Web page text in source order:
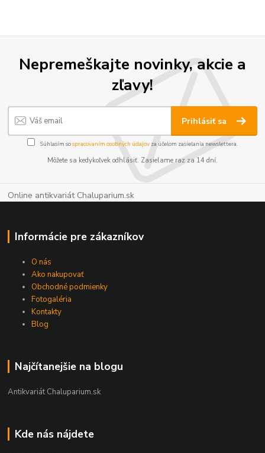
Nepremeškajte novinky, akcie a
zľavy!
Prihlásiť sa
Súhlasím sospracovaním osobných údajov za účelom zasielania newslettera.
Môžete sa kedykoľvek odhlásiť. Zasielame raz za 14 dní.
Online antikvariát Chaluparium.sk
Informácie pre zákazníkov
O nás
Ako nakupovať
Obchodné podmienky
Fotogaléria
Kontakty
Blog
Najčítanejšie na blogu
Antikvariát Chaluparium.sk
Kde nás nájdete